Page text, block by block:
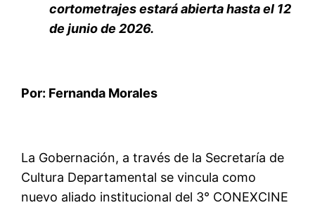
cortometrajes estará abierta hasta el 12
de junio de 2026.
Por: Fernanda Morales
La Gobernación, a través de la Secretaría de
Cultura Departamental se vincula como
nuevo aliado institucional del 3° CONEXCINE